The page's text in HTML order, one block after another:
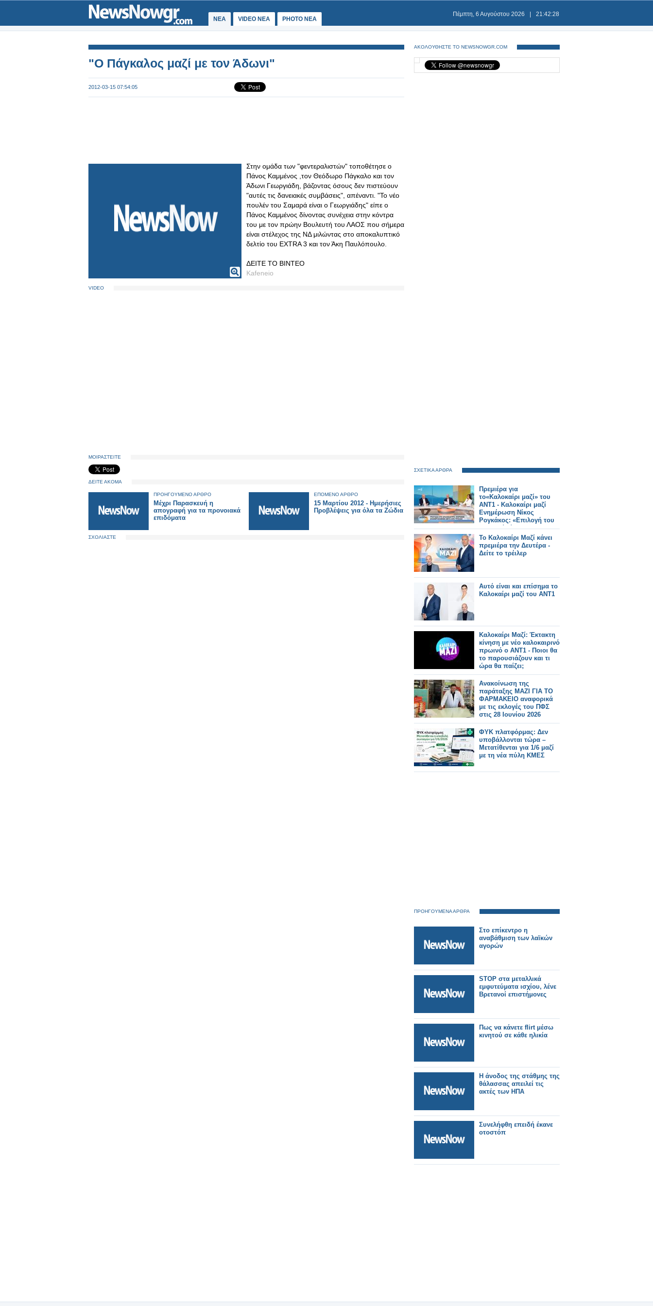
ΝΕΑ VIDEO NEA PHOTO NEA
Πέμπτη, 6 Αυγούστου 2026 21:42:28
"Ο Πάγκαλος μαζί με τον Άδωνι"
2012-03-15 07:54:05
Στην ομάδα των "φεντεραλιστών" τοποθέτησε ο
Πάνος Καμμένος ,τον Θεόδωρο Πάγκαλο και τον
Άδωνι Γεωργιάδη, βάζοντας όσους δεν πιστεύουν
"αυτές τις δανειακές συμβάσεις", απέναντι. "Το νέο
πουλέν του Σαμαρά είναι ο Γεωργιάδης" είπε ο
Πάνος Καμμένος δίνοντας συνέχεια στην κόντρα
του με τον πρώην Βουλευτή του ΛΑΟΣ που σήμερα
είναι στέλεχος της ΝΔ μιλώντας στο αποκαλυπτικό
δελτίο του EXTRA 3 και τον Άκη Παυλόπουλο.
ΔΕΙΤΕ ΤΟ ΒΙΝΤΕΟ
Kafeneio
VIDEO
ΜΟΙΡΑΣΤΕΙΤΕ
ΔΕΙΤΕ ΑΚΟΜΑ
ΠΡΟΗΓΟΥΜΕΝΟ ΑΡΘΡΟ
Μέχρι Παρασκευή η
απογραφή για τα προνοιακά
επιδόματα
ΕΠΟΜΕΝΟ ΑΡΘΡΟ
15 Μαρτίου 2012 - Ημερήσιες
Προβλέψεις για όλα τα Ζώδια
ΣΧΟΛΙΑΣΤΕ
ΑΚΟΛΟΥΘΗΣΤΕ ΤΟ NEWSNOWGR.COM
ΣΧΕΤΙΚΑ ΑΡΘΡΑ
Πρεμιέρα για
το«Καλοκαίρι μαζί» του
ΑΝΤ1 - Καλοκαίρι μαζί
Ενημέρωση Νίκος
Ρογκάκος: «Επιλογή του
σταθμού είναι να
προχωρήσει την
ενημέρωση»
Το Καλοκαίρι Μαζί κάνει
πρεμιέρα την Δευτέρα -
Δείτε το τρέιλερ
Αυτό είναι και επίσημα το
Καλοκαίρι μαζί του ΑΝΤ1
Καλοκαίρι Μαζί: Έκτακτη
κίνηση με νέο καλοκαιρινό
πρωινό ο ΑΝΤ1 - Ποιοι θα
το παρουσιάζουν και τι
ώρα θα παίζει;
Ανακοίνωση της
παράταξης ΜΑΖΙ ΓΙΑ ΤΟ
ΦΑΡΜΑΚΕΙΟ αναφορικά
με τις εκλογές του ΠΦΣ
στις 28 Ιουνίου 2026
ΦΥΚ πλατφόρμας: Δεν
υποβάλλονται τώρα –
Μετατίθενται για 1/6 μαζί
με τη νέα πύλη ΚΜΕΣ
ΠΡΟΗΓΟΥΜΕΝΑ ΑΡΘΡΑ
Στο επίκεντρο η
αναβάθμιση των λαϊκών
αγορών
STOP στα μεταλλικά
εμφυτεύματα ισχίου, λένε
Βρετανοί επιστήμονες
Πως να κάνετε flirt μέσω
κινητού σε κάθε ηλικία
Η άνοδος της στάθμης της
θάλασσας απειλεί τις
ακτές των ΗΠΑ
Συνελήφθη επειδή έκανε
οτοστόπ